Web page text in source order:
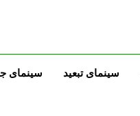
سینمای تبعید سینمای